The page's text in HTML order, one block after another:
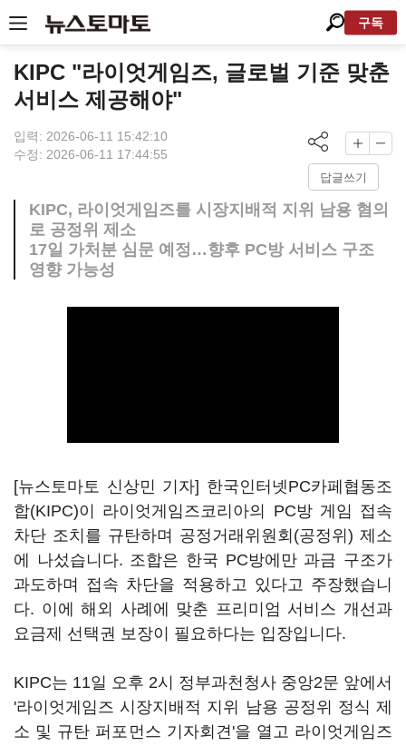
구독
KIPC "라이엇게임즈, 글로벌 기준 맞춘
서비스 제공해야"
입력: 2026-06-11 15:42:10
수정: 2026-06-11 17:44:55
답글쓰기
KIPC, 라이엇게임즈를 시장지배적 지위 남용 혐의
로 공정위 제소
17일 가처분 심문 예정…향후 PC방 서비스 구조
영향 가능성
[뉴스토마토 신상민 기자] 한국인터넷PC카페협동조
합(KIPC)이 라이엇게임즈코리아의 PC방 게임 접속
차단 조치를 규탄하며 공정거래위원회(공정위) 제소
에 나섰습니다. 조합은 한국 PC방에만 과금 구조가
과도하며 접속 차단을 적용하고 있다고 주장했습니
다. 이에 해외 사례에 맞춘 프리미엄 서비스 개선과
요금제 선택권 보장이 필요하다는 입장입니다.
KIPC는 11일 오후 2시 정부과천청사 중앙2문 앞에서
'라이엇게임즈 시장지배적 지위 남용 공정위 정식 제
소 및 규탄 퍼포먼스 기자회견'을 열고 라이엇게임즈